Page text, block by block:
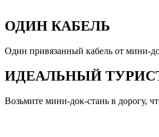
ОДИН КАБЕЛЬ
Один привязанный кабель от мини-
ИДЕАЛЬНЫЙ
Возьмите мини-док-стань в дорогу,